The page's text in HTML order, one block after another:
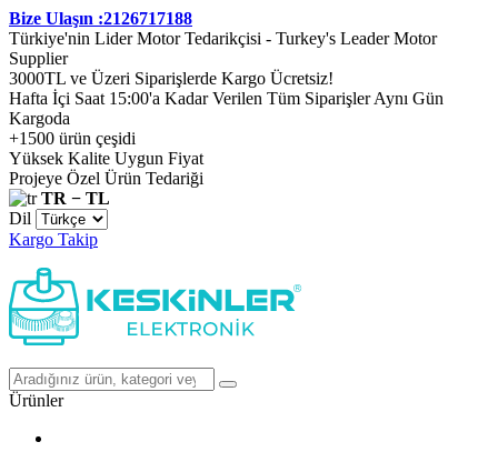
Bize Ulaşın :2126717188
Türkiye'nin Lider Motor Tedarikçisi - Turkey's Leader Motor
Supplier
3000TL ve Üzeri Siparişlerde Kargo Ücretsiz!
Hafta İçi Saat 15:00'a Kadar Verilen Tüm Siparişler Aynı Gün
Kargoda
+1500 ürün çeşidi
Yüksek Kalite Uygun Fiyat
Projeye Özel Ürün Tedariği
TR − TL
Dil
Kargo Takip
Ürünler